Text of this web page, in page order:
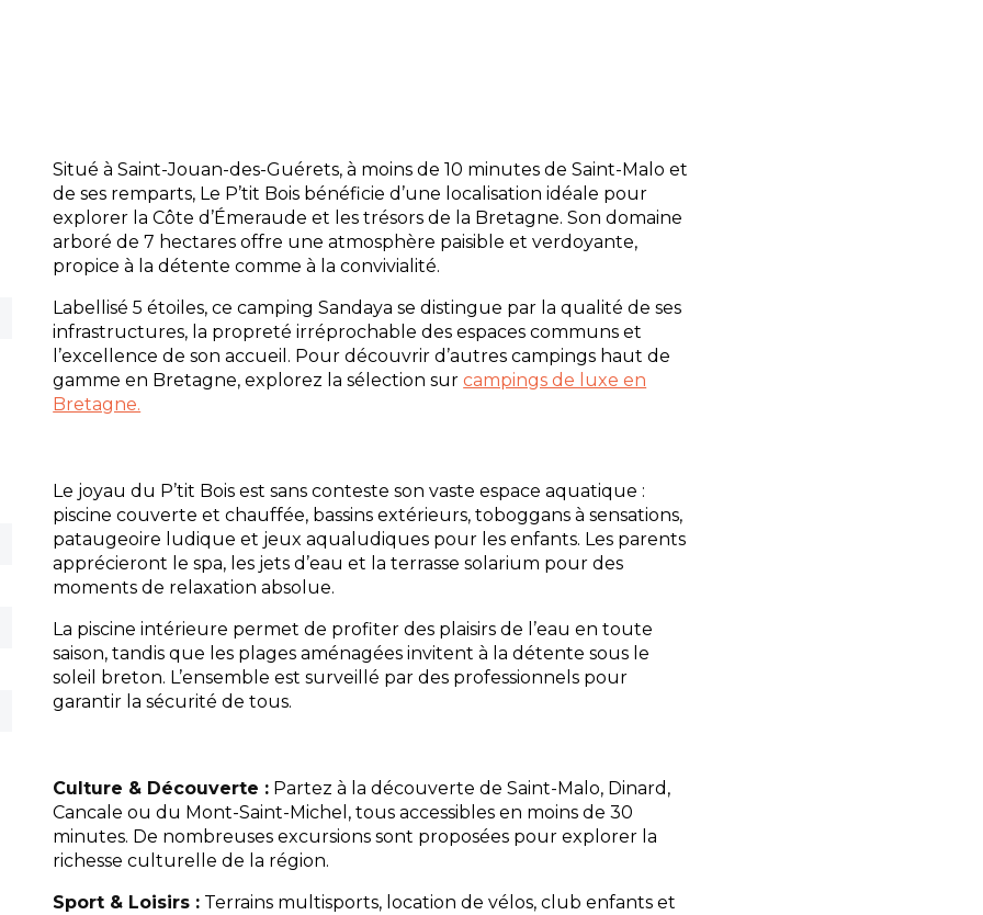
Situé à Saint-Jouan-des-Guérets, à moins de 10 minutes de Saint-Malo et
de ses remparts, Le P’tit Bois bénéficie d’une localisation idéale pour
explorer la Côte d’Émeraude et les trésors de la Bretagne. Son domaine
arboré de 7 hectares offre une atmosphère paisible et verdoyante,
propice à la détente comme à la convivialité.
Labellisé 5 étoiles, ce camping Sandaya se distingue par la qualité de ses
infrastructures, la propreté irréprochable des espaces communs et
l’excellence de son accueil. Pour découvrir d’autres campings haut de
gamme en Bretagne, explorez la sélection surcampings de luxe en
Bretagne.
Le joyau du P’tit Bois est sans conteste son vaste espace aquatique :
piscine couverte et chauffée, bassins extérieurs, toboggans à sensations,
pataugeoire ludique et jeux aqualudiques pour les enfants. Les parents
apprécieront le spa, les jets d’eau et la terrasse solarium pour des
moments de relaxation absolue.
La piscine intérieure permet de profiter des plaisirs de l’eau en toute
saison, tandis que les plages aménagées invitent à la détente sous le
soleil breton. L’ensemble est surveillé par des professionnels pour
garantir la sécurité de tous.
Culture & Découverte : Partez à la découverte de Saint-Malo, Dinard,
Cancale ou du Mont-Saint-Michel, tous accessibles en moins de 30
minutes. De nombreuses excursions sont proposées pour explorer la
richesse culturelle de la région.
Sport & Loisirs : Terrains multisports, location de vélos, club enfants et